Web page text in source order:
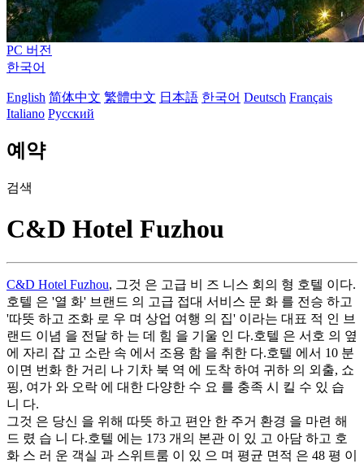
PC 버전
한국어
English 简体中文 繁體中文 日本語 한국어 Deutsch Français
Italiano Русский
예약
검색
C&D Hotel Fuzhou
C&D Hotel Fuzhou, 그것 은 고급 비 즈 니스 회의 형 호텔 이다.
호텔 은 '열 화' 브랜드 의 고급 접대 서비스 문 화 를 전승 하고
'따뜻 하고 조화 로 우 며 상업 여행 의 집' 이라는 대표 적 인 브
랜드 이념 을 전달 하 는 데 힘 을 기울 인 다.호텔 은 서호 의 옆
에 자리 잡 고 소란 속 에서 조용 함 을 취한 다.호텔 에서 10 분
이면 번화 한 거리 나 기차 북 역 에 도착 하여 귀하 의 외출, 쇼
핑, 여가 와 오락 에 대한 다양한 수 요 를 충족 시 킬 수 있 습
니 다.
그것 은 당신 을 위해 따뜻 하고 편안 한 주거 환경 을 마련 해
드 렸 습 니 다.호텔 에는 173 개의 본관 이 있 고 아담 하고 호
화 스 러 운 객실 과 스위트룸 이 있 으 며 평균 면적 은 48 평 이